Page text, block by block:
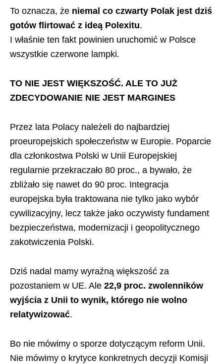
To oznacza, że niemal co czwarty Polak jest dziś
gotów flirtować z ideą Polexitu.
I właśnie ten fakt powinien uruchomić w Polsce
wszystkie czerwone lampki.
TO NIE JEST WIĘKSZOŚĆ. ALE TO JUŻ
ZDECYDOWANIE NIE JEST MARGINES
Przez lata Polacy należeli do najbardziej
proeuropejskich społeczeństw w Europie. Poparcie
dla członkostwa Polski w Unii Europejskiej
regularnie przekraczało 80 proc., a bywało, że
zbliżało się nawet do 90 proc. Integracja
europejska była traktowana nie tylko jako wybór
cywilizacyjny, lecz także jako oczywisty fundament
bezpieczeństwa, modernizacji i geopolitycznego
zakotwiczenia Polski.
Dziś nadal mamy wyraźną większość za
pozostaniem w UE. Ale 22,9 proc. zwolenników
wyjścia z Unii to wynik, którego nie wolno
relatywizować.
Bo nie mówimy o sporze dotyczącym reform Unii.
Nie mówimy o krytyce konkretnych decyzji Komisji